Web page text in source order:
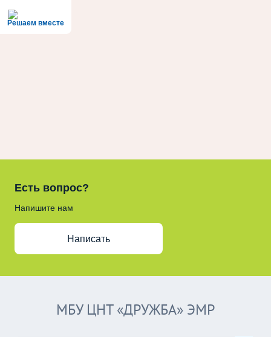
Решаем вместе
Есть вопрос?
Напишите нам
Написать
МБУ ЦНТ «ДРУЖБА» ЭМР